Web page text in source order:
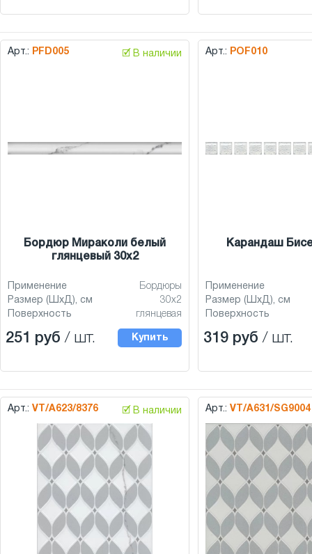
Арт.: PFD005 🗹 В наличии
Бордюр Мираколи белый
глянцевый 30x2
Применение
Бордюры
Размер (ШхД), см
30x2
Поверхность
глянцевая
251 руб / шт. Купить
Арт.: POF010
Карандаш
Применение
Размер (ШхД), см
Поверхность
319 руб / шт.
Арт.: VT/A623/8376 🗹 В наличии Арт.: VT/A631/SG9004